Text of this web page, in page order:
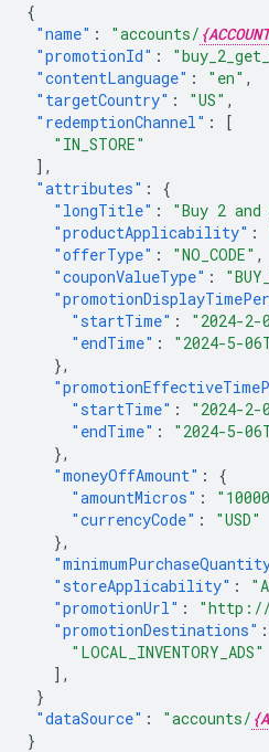
{
"name" : "accounts/
"promotionId" :
"contentLanguage" : "en" ,
"targetCountry" : "US" ,
"redemptionChannel" :
[
"IN_STORE"
],
"attributes" :
{
"longTitle" : "Buy 2 and
"productApplicability" :
"offerType" : "NO_CODE" ,
"couponValueType" :
"startTime" : "2024-2-
"endTime" :
"2024-5-
},
"startTime" : "2024-2-
"endTime" :
"2024-5-
},
"moneyOffAmount" :
{
"amountMicros" :
"currencyCode" :
"USD"
},
"storeApplicability" :
"promotionUrl" : "http://
"promotionDestinations" :
"LOCAL_INVENTORY_ADS"
],
}
"dataSource" : "accounts/
}